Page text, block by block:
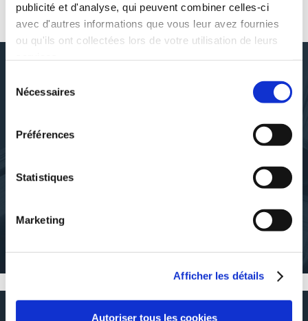
publicité et d'analyse, qui peuvent combiner celles-ci
avec d'autres informations que vous leur avez fournies
ou qu'ils ont collectées lors de votre utilisation de leurs
Nécessaires
Préférences
Statistiques
Marketing
Afficher les détails
Autoriser tous les cookies
AUTOUR DE ÉLODIE SOULAT
DÉCOUVRIR ÉLODIE SOULAT
À PROPOS DE L'AUTEUR
Passionnée de voyage et d'adrenaline, je vous partage mes
avantages et ses inconvénients !